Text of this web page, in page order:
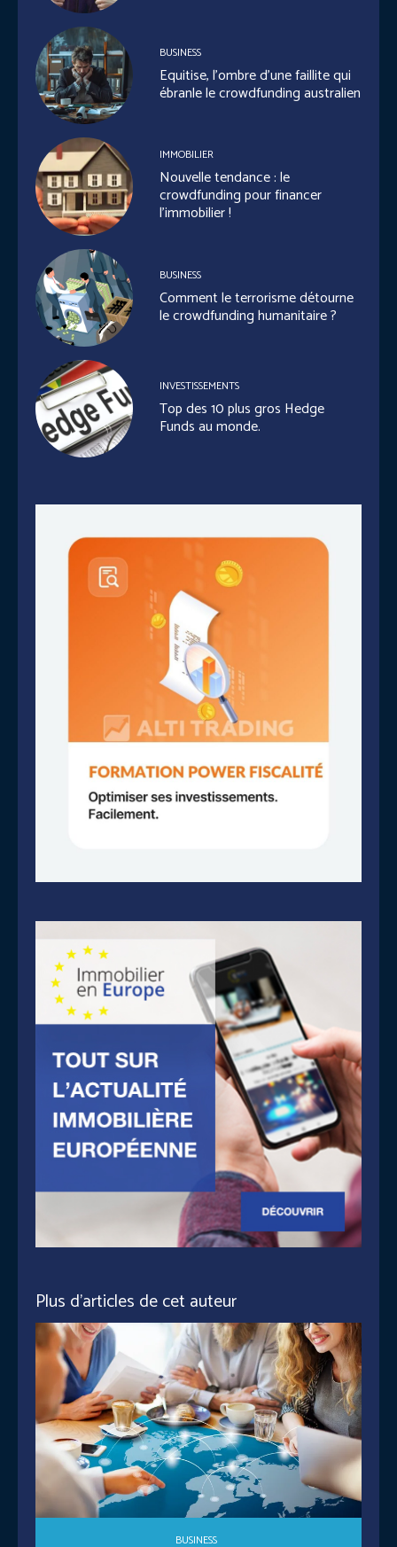
BUSINESS
Equitise, l’ombre d’une faillite qui
ébranle le crowdfunding australien
IMMOBILIER
Nouvelle tendance : le
crowdfunding pour financer
l’immobilier !
BUSINESS
Comment le terrorisme détourne
le crowdfunding humanitaire ?
INVESTISSEMENTS
Top des 10 plus gros Hedge
Funds au monde.
Plus d'articles de cet auteur
BUSINESS